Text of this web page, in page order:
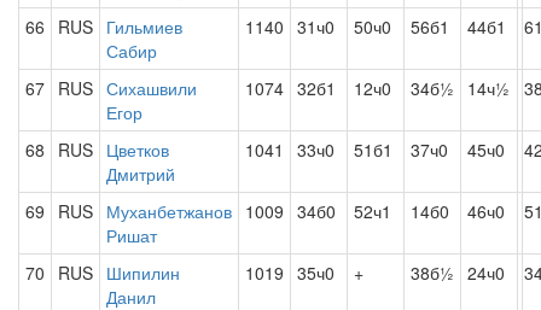
66 RUS Гильмиев
Сабир
1140 31ч0 50ч0 56б1 44б1
67 RUS Сихашвили
Егор
1074 32б1 12ч0 34б½ 14ч½
68 RUS Цветков
Дмитрий
1041 33ч0 51б1 37ч0 45ч0
69 RUS Муханбетжанов
Ришат
1009 34б0 52ч1 14б0 46ч0
70 RUS Шипилин
Данил
1019 35ч0 + 38б½ 24ч0